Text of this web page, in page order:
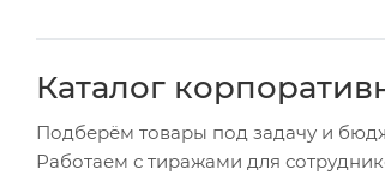
Каталог
Подберём товары под задачу и
Работаем с тиражами для